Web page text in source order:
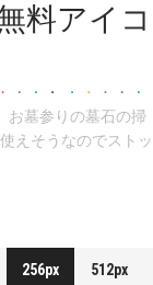
料アイコ
お墓参りの墓石の掃
えそうなのでストッ
256px 512px